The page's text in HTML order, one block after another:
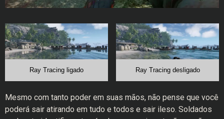
Ray Tracing ligado Ray Tracing desligado
Mesmo com tanto poder em suas mãos, não pense que você
poderá sair atirando em tudo e todos e sair ileso. Soldados